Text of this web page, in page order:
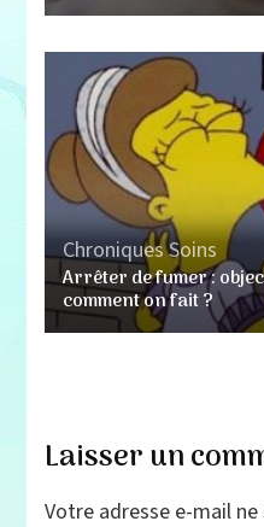
ChroniquesSoins
Arrêter de fumer :
comment on fait ?
Laisser un
Votre adresse e-mail ne